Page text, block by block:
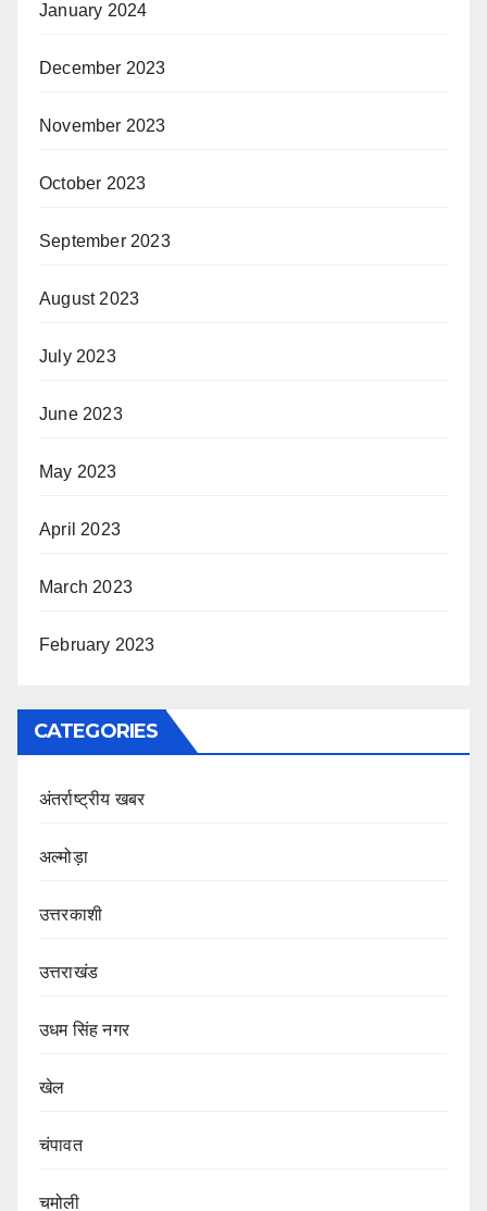
January 2024
December 2023
November 2023
October 2023
September 2023
August 2023
July 2023
June 2023
May 2023
April 2023
March 2023
February 2023
CATEGORIES
अंतर्राष्ट्रीय खबर
अल्मोड़ा
उत्तरकाशी
उत्तराखंड
उधम सिंह नगर
खेल
चंपावत
चमोली